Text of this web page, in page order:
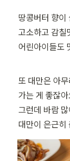
땅콩버터 향이
고소하고 감칠
어린아이들도
또 대만은 아
가는 게 좋잖
그런데 바람
대만이 은근히